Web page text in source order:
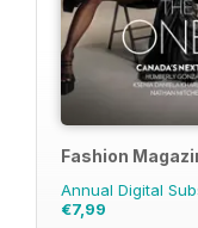
Fashion
Annual Digital
€7,99